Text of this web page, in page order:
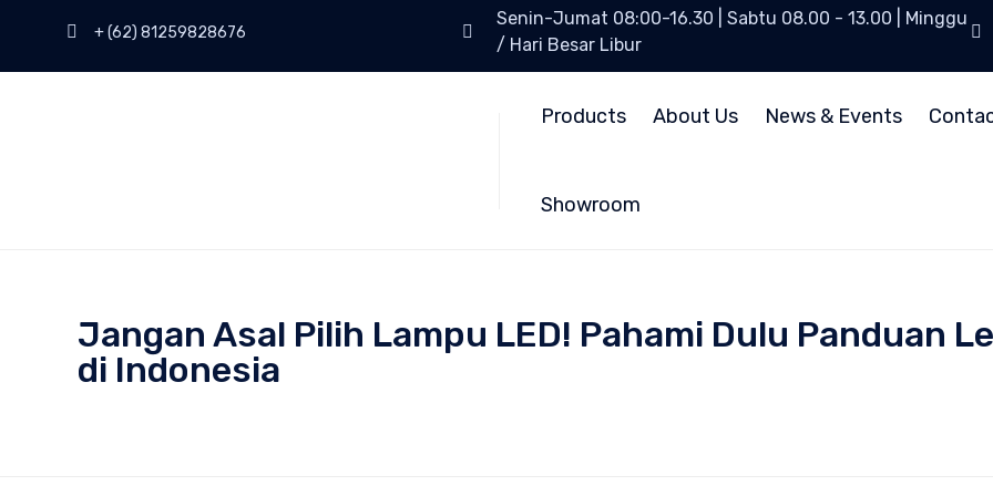
+ (62) 81259828676
Senin-Jumat 08:00-16.30 | Sabtu 08.00 - 13.00 | Minggu
/ Hari Besar Libur
Products About Us News & Events
Showroom
Jangan Asal Pilih Lampu LED! Pahami Dulu Panduan
di Indonesia